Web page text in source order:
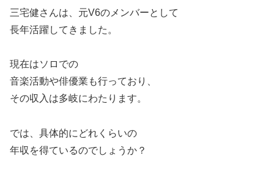
三宅健さんは、元V6のメンバーとして
長年活躍してきました。
現在はソロでの
音楽活動や俳優業も行っており、
その収入は多岐にわたります。
では、具体的にどれくらいの
年収を得ているのでしょうか？